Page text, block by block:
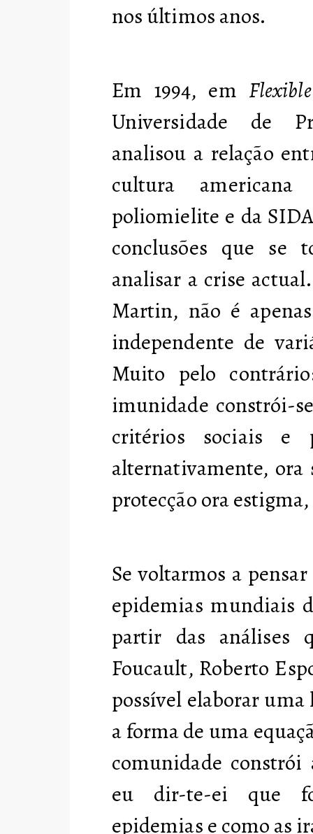
nos últimos anos.
Em 1994, em
Universidade de
analisou a relação
cultura
poliomielite e da
conclusões que se
analisar a crise
Martin, não é
independente de
Muito pelo
imunidade constrói-
critérios sociais e
alternativamente, ora
protecção ora
Se voltarmos a
epidemias mundiais
partir das análises
Foucault, Roberto
possível elaborar
a forma de uma
comunidade
eu dir-te-ei que
epidemias e como as